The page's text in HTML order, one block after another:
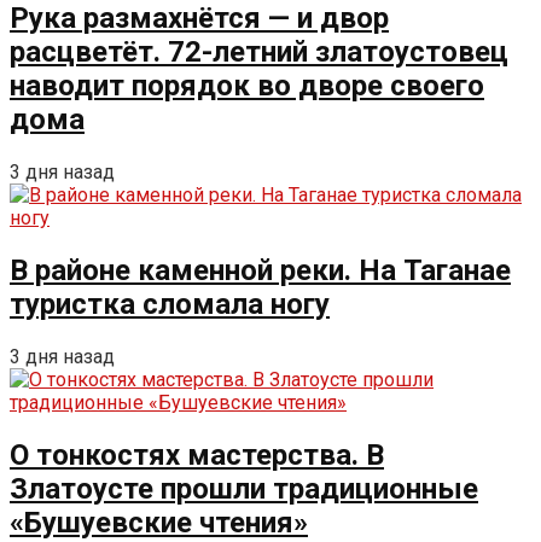
Рука размахнётся — и двор
расцветёт. 72-летний златоустовец
наводит порядок во дворе своего
дома
3 дня назад
В районе каменной реки. На Таганае
туристка сломала ногу
3 дня назад
О тонкостях мастерства. В
Златоусте прошли традиционные
«Бушуевские чтения»